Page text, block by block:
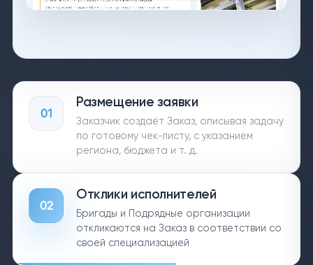
01
Размещение заявки
Заказчик создаёт Заказ, описывая задачу
по готовому чек-листу, с указанием
региона, бюджета и т. д.
02
Отклики исполнителей
Бригады и Подрядные организации
откликаются на Заказ в соответствии со
своей специализацией